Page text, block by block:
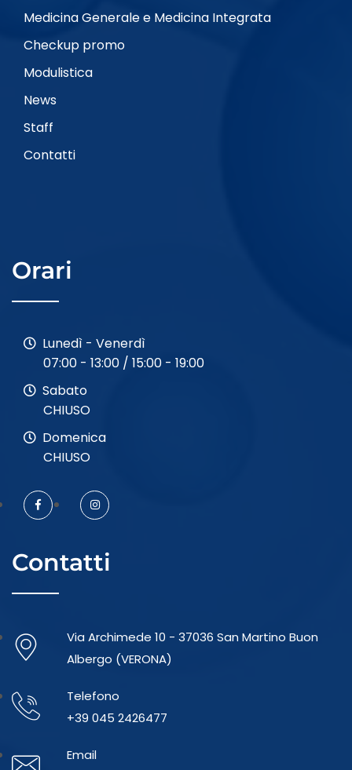
Medicina Generale e Medicina Integrata
Checkup promo
Modulistica
News
Staff
Contatti
Orari
Lunedì - Venerdì
07:00 - 13:00 / 15:00 - 19:00
Sabato
CHIUSO
Domenica
CHIUSO
Contatti
Via Archimede 10 - 37036 San Martino Buon
Albergo (VERONA)
Telefono
+39 045 2426477
Email